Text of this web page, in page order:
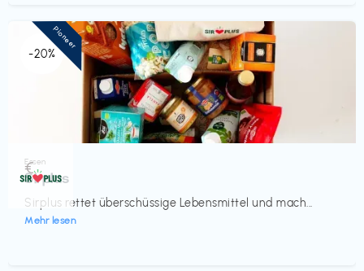
-20%
Essen
Sirplus
Sirplus rettet überschüssige Lebensmittel und mach...
Mehr lesen
€‎
Pioneer